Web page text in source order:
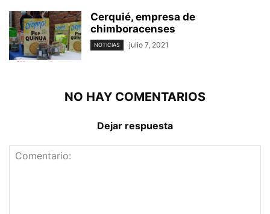
Cerquié, empresa de
chimboracenses
NOTICIAS julio 7, 2021
NO HAY COMENTARIOS
Dejar respuesta